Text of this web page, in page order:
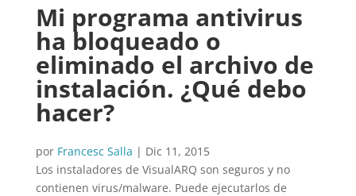
Mi programa antivirus
ha bloqueado o
eliminado el archivo de
instalación. ¿Qué debo
hacer?
por Francesc Salla | Dic 11, 2015
Los instaladores de VisualARQ son seguros y no
contienen virus/malware. Puede ejecutarlos de